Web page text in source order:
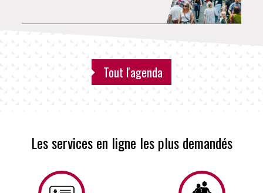
Tout l'agenda
Les services en ligne les plus demandés